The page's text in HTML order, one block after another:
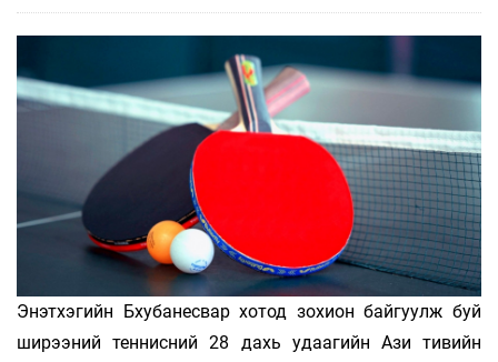
Энэтхэгийн Бхубанесвар хотод зохион байгуулж буй
ширээний теннисний 28 дахь удаагийн Ази тивийн